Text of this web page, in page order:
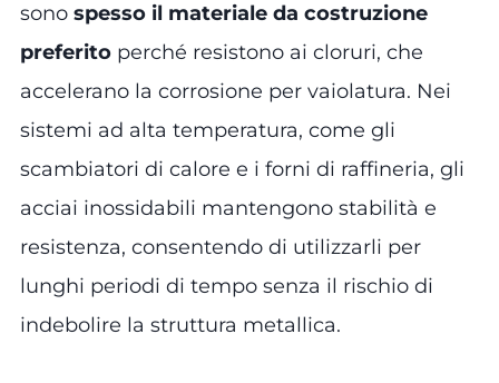
sono spesso il materiale da costruzione
preferito perché resistono ai cloruri, che
accelerano la corrosione per vaiolatura. Nei
sistemi ad alta temperatura, come gli
scambiatori di calore e i forni di raffineria, gli
acciai inossidabili mantengono stabilità e
resistenza, consentendo di utilizzarli per
lunghi periodi di tempo senza il rischio di
indebolire la struttura metallica.